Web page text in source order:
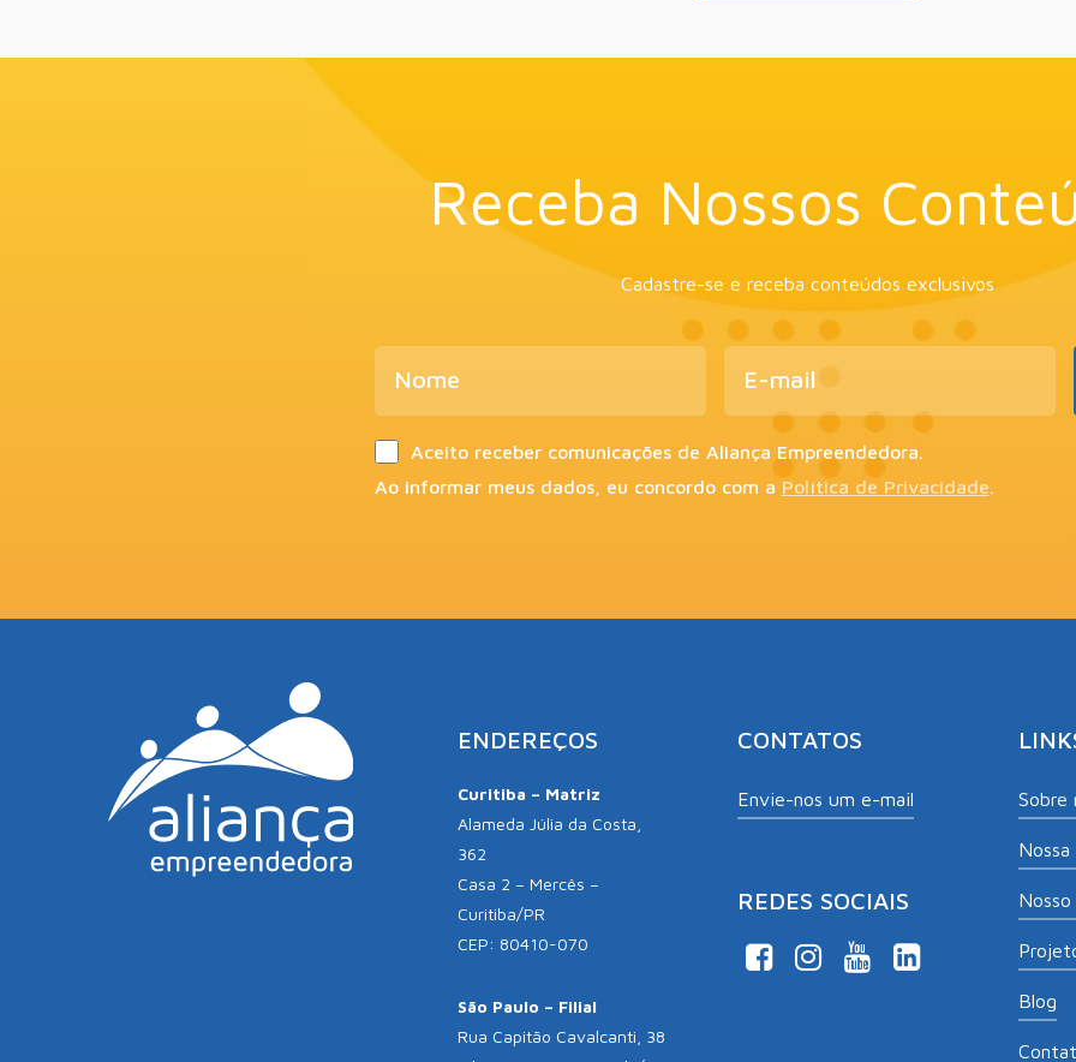
Receba Nossos
Cadastre-se e receba conteúdos exclusivos
Aceito receber comunicações de Aliança Empreendedora.
Ao informar meus dados, eu concordo com a Política de Privacidade.
ENDEREÇOS
Curitiba – Matriz
Alameda Júlia da Costa,
362
Casa 2 – Mercês –
Curitiba/PR
CEP: 80410-070
São Paulo – Filial
Rua Capitão Cavalcanti, 38
CONTATOS
Envie-nos um e-mail
REDES SOCIAIS
Sobre
Blog